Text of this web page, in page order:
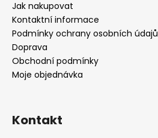
Jak nakupovat
Kontaktní informace
Podmínky ochrany osobních údajů
Doprava
Obchodní podmínky
Moje objednávka
Kontakt